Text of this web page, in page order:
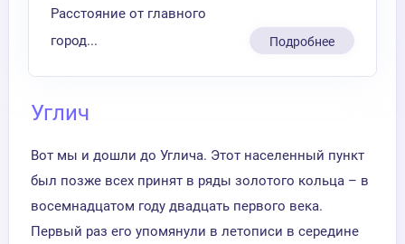
Расстояние от главного
город...
Подробнее
Углич
Вот мы и дошли до Углича. Этот населенный пункт
был позже всех принят в ряды золотого кольца – в
восемнадцатом году двадцать первого века.
Первый раз его упомянули в летописи в середине